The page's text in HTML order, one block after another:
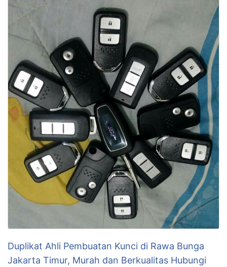
Duplikat Ahli Pembuatan Kunci di Rawa Bunga
Jakarta Timur, Murah dan Berkualitas Hubungi